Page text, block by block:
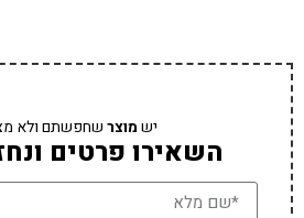
ישמוצרשחפשתם ולא
השאירו פרטים